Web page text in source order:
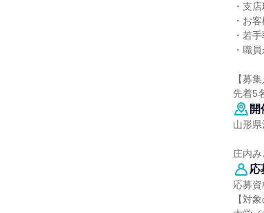
・支
・お
・若
・職
【募
先着5
開
山形
庄内
応
応募資
【対